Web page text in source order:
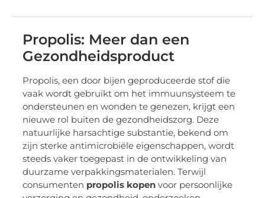
Propolis: Meer dan een
Gezondheidsproduct
Propolis, een door bijen geproduceerde stof die
vaak wordt gebruikt om het immuunsysteem te
ondersteunen en wonden te genezen, krijgt een
nieuwe rol buiten de gezondheidszorg. Deze
natuurlijke harsachtige substantie, bekend om
zijn sterke antimicrobiële eigenschappen, wordt
steeds vaker toegepast in de ontwikkeling van
duurzame verpakkingsmaterialen. Terwijl
consumenten propolis kopen voor persoonlijke